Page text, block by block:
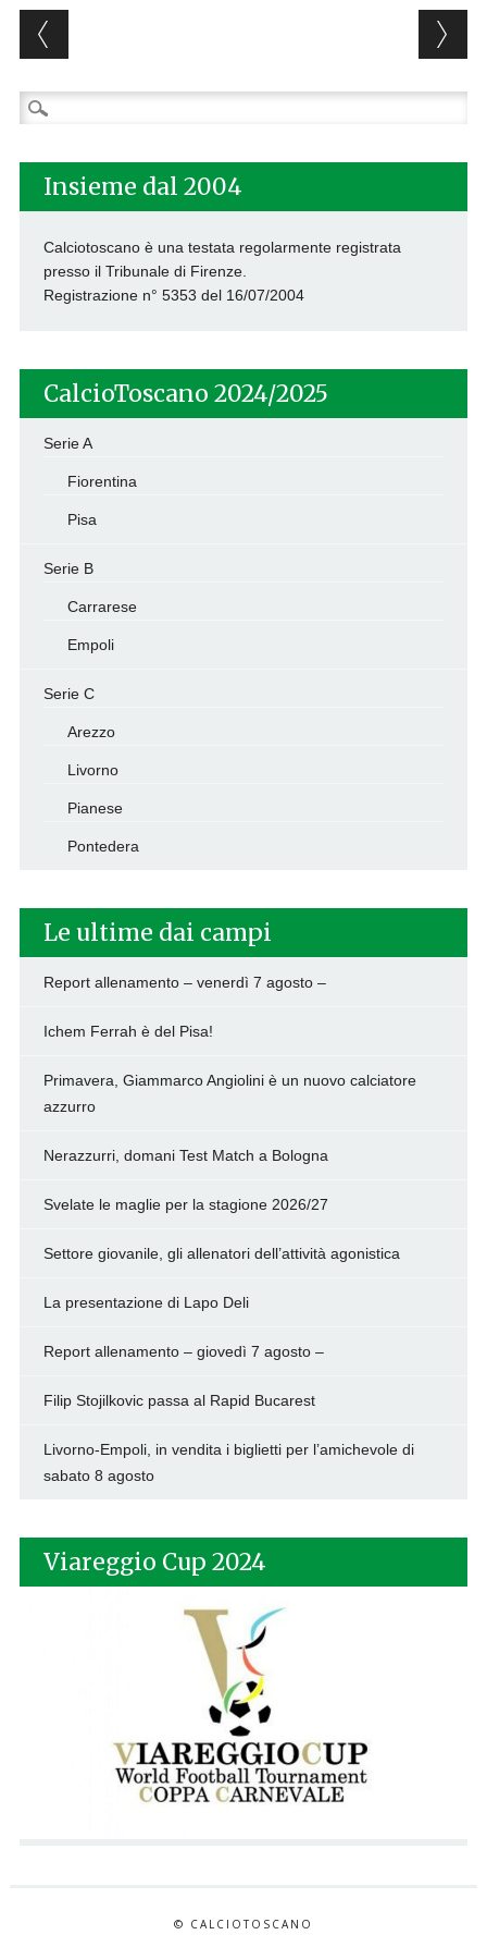
Post navigation
Ricerca
per:
Insieme dal 2004
Calciotoscano è una testata regolarmente registrata
presso il Tribunale di Firenze.
Registrazione n° 5353 del 16/07/2004
CalcioToscano 2024/2025
Serie A
Fiorentina
Pisa
Serie B
Carrarese
Empoli
Serie C
Arezzo
Livorno
Pianese
Pontedera
Le ultime dai campi
Report allenamento – venerdì 7 agosto –
Ichem Ferrah è del Pisa!
Primavera, Giammarco Angiolini è un nuovo calciatore
azzurro
Nerazzurri, domani Test Match a Bologna
Svelate le maglie per la stagione 2026/27
Settore giovanile, gli allenatori dell’attività agonistica
La presentazione di Lapo Deli
Report allenamento – giovedì 7 agosto –
Filip Stojilkovic passa al Rapid Bucarest
Livorno-Empoli, in vendita i biglietti per l’amichevole di
sabato 8 agosto
Viareggio Cup 2024
© CALCIOTOSCANO